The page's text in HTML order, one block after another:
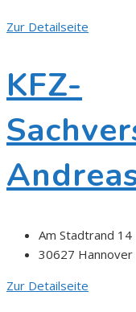
Zur Detailseite
KFZ-
Am Stadtrand 14
30627 Hannover
Zur Detailseite